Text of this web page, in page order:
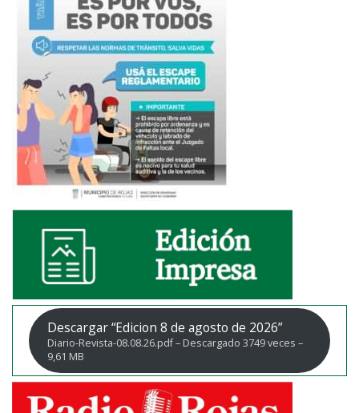
Descargar “Edicion 8 de agosto de 2026”
Diario-Revista-08.08.26.pdf – Descargado 3749 veces –
9,61 MB